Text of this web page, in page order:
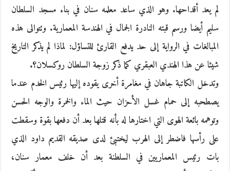
لم يعد أقداحها. وهو الذي ساعد معلمه سنان في بناء مسجد السلطان
سليم أيضا ورسم قبته النادرة الجمال في الهندسة المعمارية. وتتوالى هذه
المبالغات في الرواية إلى حد يدفع القارئ للتساؤل: لماذا لم يذكر التاريخ
شيئا عن هذا الهندي العبقري كما ذكر زوجة السلطان روكسلان؟.
وتدخل الكاتبة جاهان في مغامرة أخرى يقوده إليها رئيس الخدم عندما
يصطحبه إلى حمام غسل الأحزان حيث الماء والخمرة والوجه الحسن
وتوهمه بائعة الهوى التي اختارها له بأنه قتلها بعد أن دفعها بقوة وسقطت
على رأسها فاضطر إلى الهرب ليختبئ لدى صديقه القديم داود الذي
بات رئيس المعماريين في السلطنة بعد أن خلف معمار سنان،